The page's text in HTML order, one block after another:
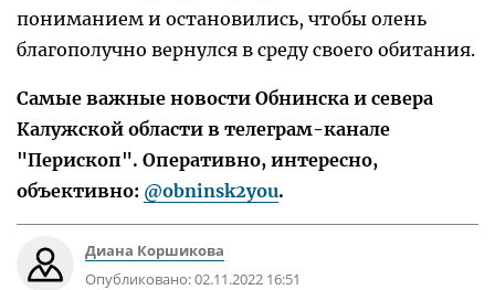
пониманием и остановились, чтобы олень
благополучно вернулся в среду своего обитания.
Самые важные новости Обнинска и севера
Калужской области в телеграм-канале
"Перископ". Оперативно, интересно,
объективно: @obninsk2you.
Диана Коршикова
Опубликовано:02.11.2022 16:51